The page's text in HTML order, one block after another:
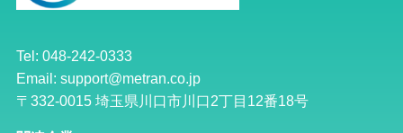
Tel: 048-242-0333
Email: support@metran.co.jp
〒332-0015 埼玉県川口市川口2丁目12番18号